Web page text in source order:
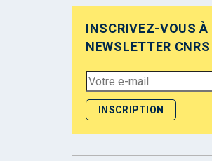
INSCRIVEZ-VOUS À
NEWSLETTER